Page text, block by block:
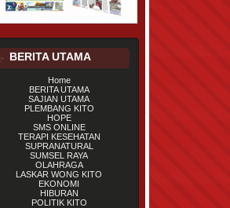
BERITA UTAMA
Home
BERITA UTAMA
SAJIAN UTAMA
PLEMBANG KITO
HOPE
SMS ONLINE
TERAPI KESEHATAN
SUPRANATURAL
SUMSEL RAYA
OLAHRAGA
LASKAR WONG KITO
EKONOMI
HIBURAN
POLITIK KITO